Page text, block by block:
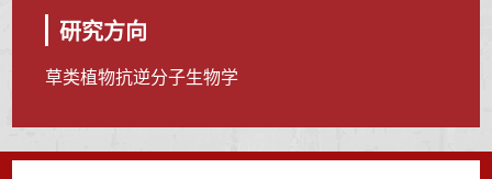
研究方向
草类植物抗逆分子生物学